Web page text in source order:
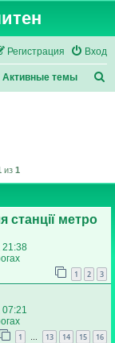
Вход
Регистрация
Активные темы
из 1
станції метро
21:38
1 2 3
07:21
1 … 13 14 15 16